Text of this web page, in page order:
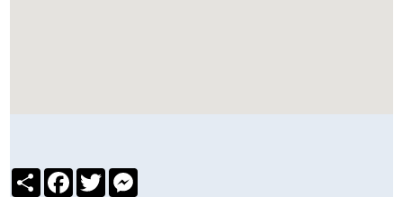
PartagerFacebook
Twitter